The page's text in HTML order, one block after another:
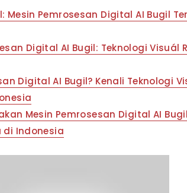
Mesin Pemrosesan Digital AI Bugil
Digital AI Bugil: Teknologi Visuál
Digital AI Bugil? Kenali Teknologi
Mesin Pemrosesan Digital AI
di Indonesia